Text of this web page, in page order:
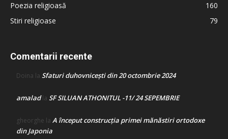
Poezia religioasă
160
Stiri religioase
79
Comentarii recente
Doina la Sfaturi duhovnicești din 20 octombrie 2024
amaladla SF SILUAN ATHONITUL -11/ 24 SEPEMBRIE
gheorghe la A început construcţia primei mănăstiri ortodoxe
din Japonia